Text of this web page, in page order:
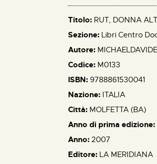
Titolo: RUT, DONNA
Sezione: Libri Centro
Autore:
Codice: M0133
ISBN: 9788861530041
Nazione: ITALIA
Città: MOLFETTA (BA)
Anno di prima edizione:
Anno: 2007
Editore: LA MERIDIANA